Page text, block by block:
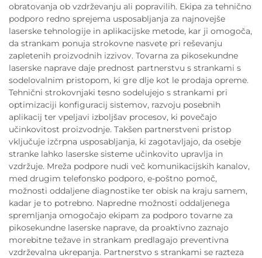
obratovanja ob vzdrževanju ali popravilih. Ekipa za tehnično
podporo redno sprejema usposabljanja za najnovejše
laserske tehnologije in aplikacijske metode, kar ji omogoča,
da strankam ponuja strokovne nasvete pri reševanju
zapletenih proizvodnih izzivov. Tovarna za pikosekundne
laserske naprave daje prednost partnerstvu s strankami s
sodelovalnim pristopom, ki gre dlje kot le prodaja opreme.
Tehnični strokovnjaki tesno sodelujejo s strankami pri
optimizaciji konfiguracij sistemov, razvoju posebnih
aplikacij ter vpeljavi izboljšav procesov, ki povečajo
učinkovitost proizvodnje. Takšen partnerstveni pristop
vključuje izčrpna usposabljanja, ki zagotavljajo, da osebje
stranke lahko laserske sisteme učinkovito upravlja in
vzdržuje. Mreža podpore nudi več komunikacijskih kanalov,
med drugim telefonsko podporo, e-poštno pomoč,
možnosti oddaljene diagnostike ter obisk na kraju samem,
kadar je to potrebno. Napredne možnosti oddaljenega
spremljanja omogočajo ekipam za podporo tovarne za
pikosekundne laserske naprave, da proaktivno zaznajo
morebitne težave in strankam predlagajo preventivna
vzdrževalna ukrepanja. Partnerstvo s strankami se razteza